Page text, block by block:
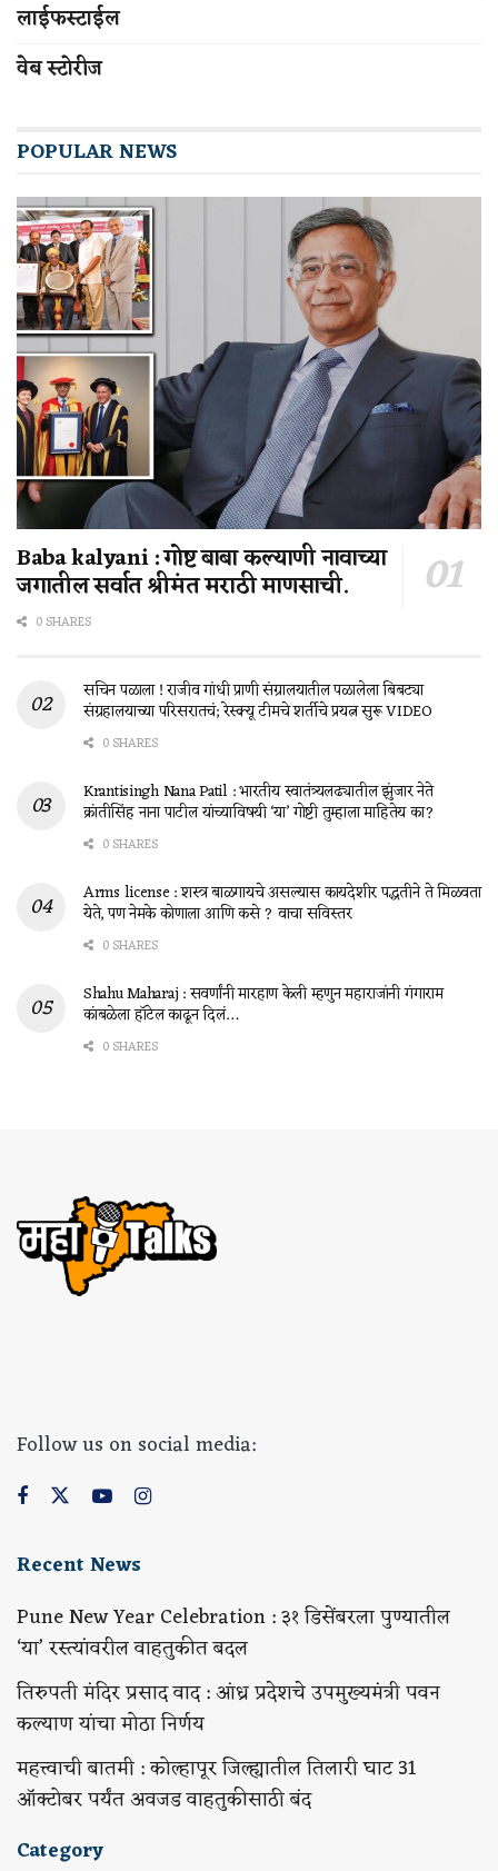
लाईफस्टाईल
वेब स्टोरीज
POPULAR NEWS
Baba kalyani : गोष्ट बाबा कल्याणी नावाच्या
जगातील सर्वात श्रीमंत मराठी माणसाची.
0 SHARES
सचिन पळाला ! राजीव गांधी प्राणी संग्रालयातील पळालेला बिबट्या
संग्रहालयाच्या परिसरातचं; रेस्क्यू टीमचे शर्तीचे प्रयत्न सुरू VIDEO
0 SHARES
Krantisingh Nana Patil : भारतीय स्वातंत्र्यलढ्यातील झुंजार नेते
क्रांतीसिंह नाना पाटील यांच्याविषयी ‘या’ गोष्टी तुम्हाला माहितेय का?
0 SHARES
Arms license : शस्त्र बाळगायचे असल्यास कायदेशीर पद्धतीने ते मिळवता
येते, पण नेमके कोणाला आणि कसे ? वाचा सविस्तर
0 SHARES
Shahu Maharaj : सवर्णांनी मारहाण केली म्हणुन महाराजांनी गंगाराम
कांबळेला हॉटेल काढून दिलं…
0 SHARES
Follow us on social media:
Recent News
Pune New Year Celebration : ३१ डिसेंबरला पुण्यातील
‘या’ रस्त्यांवरील वाहतुकीत बदल
तिरुपती मंदिर प्रसाद वाद : आंध्र प्रदेशचे उपमुख्यमंत्री पवन
कल्याण यांचा मोठा निर्णय
महत्त्वाची बातमी : कोल्हापूर जिल्ह्यातील तिलारी घाट 31
ऑक्टोबर पर्यंत अवजड वाहतुकीसाठी बंद
Category